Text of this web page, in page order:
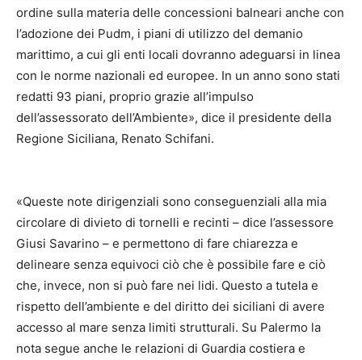
ordine sulla materia delle concessioni balneari anche con
l’adozione dei Pudm, i piani di utilizzo del demanio
marittimo, a cui gli enti locali dovranno adeguarsi in linea
con le norme nazionali ed europee. In un anno sono stati
redatti 93 piani, proprio grazie all’impulso
dell’assessorato dell’Ambiente», dice il presidente della
Regione Siciliana, Renato Schifani.
«Queste note dirigenziali sono conseguenziali alla mia
circolare di divieto di tornelli e recinti – dice l’assessore
Giusi Savarino – e permettono di fare chiarezza e
delineare senza equivoci ciò che è possibile fare e ciò
che, invece, non si può fare nei lidi. Questo a tutela e
rispetto dell’ambiente e del diritto dei siciliani di avere
accesso al mare senza limiti strutturali. Su Palermo la
nota segue anche le relazioni di Guardia costiera e